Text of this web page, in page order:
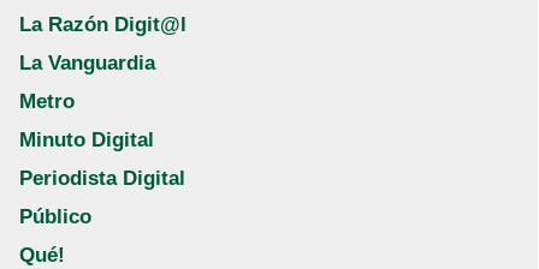
La Razón Digit@l
La Vanguardia
Metro
Minuto Digital
Periodista Digital
Público
Qué!